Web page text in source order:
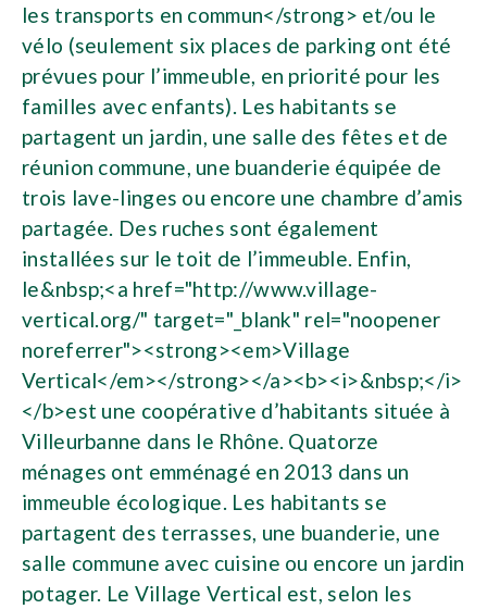
les transports en commun</strong> et/ou le
vélo (seulement six places de parking ont été
prévues pour l’immeuble, en priorité pour les
familles avec enfants). Les habitants se
partagent un jardin, une salle des fêtes et de
réunion commune, une buanderie équipée de
trois lave-linges ou encore une chambre d’amis
partagée. Des ruches sont également
installées sur le toit de l’immeuble. Enfin,
le&nbsp;<a href="http://www.village-
vertical.org/" target="_blank" rel="noopener
noreferrer"><strong><em>Village
Vertical</em></strong></a><b><i>&nbsp;</i>
</b>est une coopérative d’habitants située à
Villeurbanne dans le Rhône. Quatorze
ménages ont emménagé en 2013 dans un
immeuble écologique. Les habitants se
partagent des terrasses, une buanderie, une
salle commune avec cuisine ou encore un jardin
potager. Le Village Vertical est, selon les